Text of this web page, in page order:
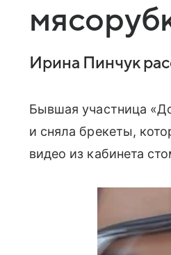
Ирина Пинчук
Бывшая участница
и сняла брекеты,
видео из кабинета